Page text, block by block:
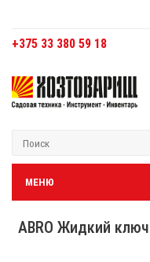
+375 33 380 59 18
МЕНЮ
ABRO Жидкий